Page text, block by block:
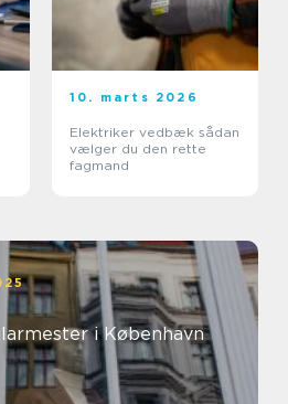
10. marts 2026
Elektriker vedbæk sådan
vælger du den rette
fagmand
i København